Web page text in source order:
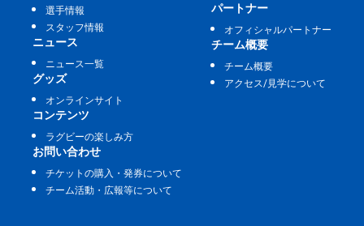
選手情報
スタッフ情報
ニュース
ニュース一覧
グッズ
オンラインサイト
パートナー
オフィシャルパートナー
チーム概要
チーム概要
アクセス/見学について
コンテンツ
ラグビーの楽しみ方
お問い合わせ
チケットの購入・発券について
チーム活動・広報等について